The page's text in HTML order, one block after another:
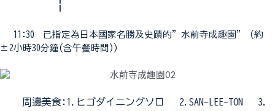
¦
11:30 已指定為日本國家名勝及史蹟的”水前寺成趣園” (約
±2小時30分鐘(含午餐時間))
周邊美食:1.ヒゴダイニングソロ 2.SAN-LEE-TON 3.